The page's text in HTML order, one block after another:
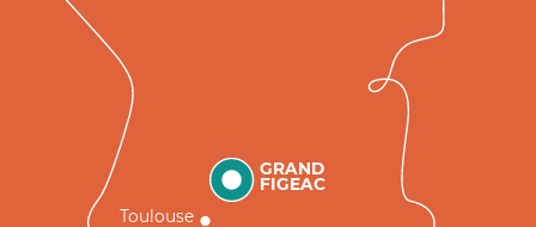
GRAND
FIGEAC
Toulouse